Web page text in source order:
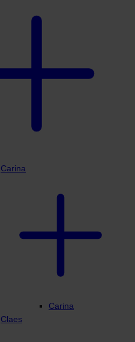
Carina
Carina
Claes